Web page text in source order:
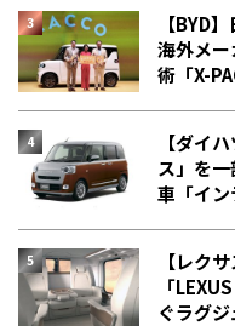
【BYD
海外メ
術「X-
【ダイ
ス」を
車「イ
【レク
「
ぐラグ